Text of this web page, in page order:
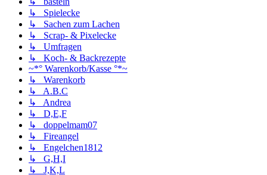
↳ Spielecke
↳ Sachen zum Lachen
↳ Scrap- & Pixelecke
↳ Umfragen
↳ Koch- & Backrezepte
~*° Warenkorb/Kasse °*~
↳ Warenkorb
↳ A.B.C
↳ Andrea
↳ D,E,F
↳ doppelmam07
↳ Fireangel
↳ Engelchen1812
↳ G,H,I
↳ J,K,L